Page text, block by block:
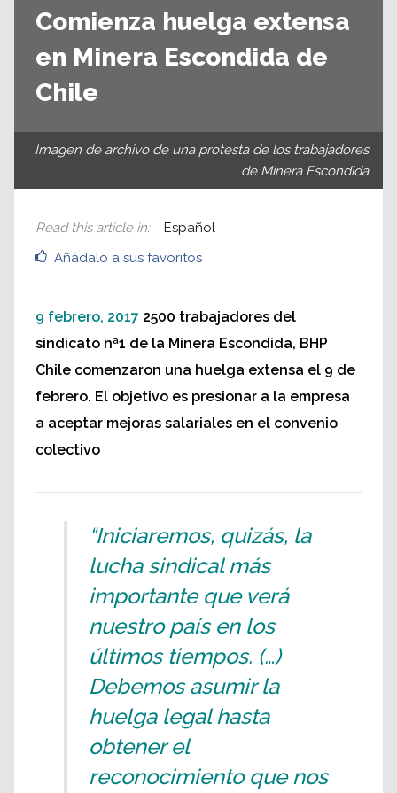
Comienza huelga extensa
en Minera Escondida de
Chile
Imagen de archivo de una protesta de los trabajadores
de Minera Escondida
Añádalo a sus favoritos
Read this article in: Español
9 febrero, 2017 2500 trabajadores del
sindicato nª1 de la Minera Escondida, BHP
Chile comenzaron una huelga extensa el 9 de
febrero. El objetivo es presionar a la empresa
a aceptar mejoras salariales en el convenio
colectivo
“Iniciaremos, quizás, la
lucha sindical más
importante que verá
nuestro país en los
últimos tiempos. (…)
Debemos asumir la
huelga legal hasta
obtener el
reconocimiento que nos